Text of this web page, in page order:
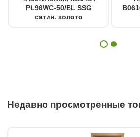
PL96WC-50/BL SSG
сатин. золото
Недавно просмотренные